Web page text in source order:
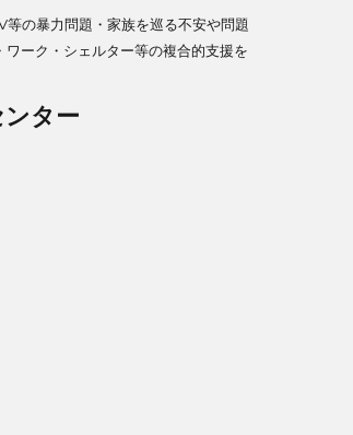
の暴力問題・家族を巡る不安や問題
ーク・シェルター等の複合的支援を
ンター